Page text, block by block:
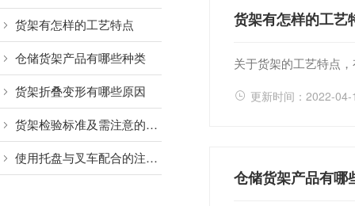
货架有怎样的工艺特点
仓储货架产品有哪些种类
货架折叠变形有哪些原因
货架检验标准及需注意的细节
使用托盘与叉车配合的注意事项
货架有怎样的工艺
关于货架的工艺特点
更新时间：2022-04-
仓储货架产品有哪